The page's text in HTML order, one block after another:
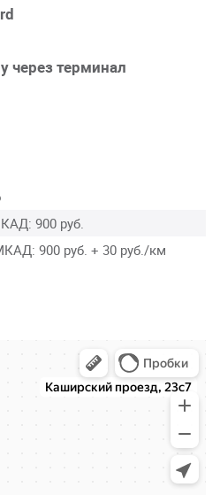
через терминал
900 руб.
900 руб. + 30 руб./км